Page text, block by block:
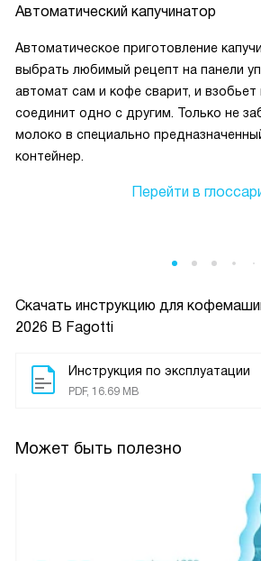
Скачать инструкцию для
2026 B Fagotti
Инструкция по эксплуатации
PDF, 16.69 MB
Может быть полезно
Автоматический капучинатор
Автоматическое приготовление
выбрать любимый рецепт на панели
автомат сам и кофе сварит, и взобьет
соединит одно с другим. Только не
молоко в специально
контейнер.
Перейти в